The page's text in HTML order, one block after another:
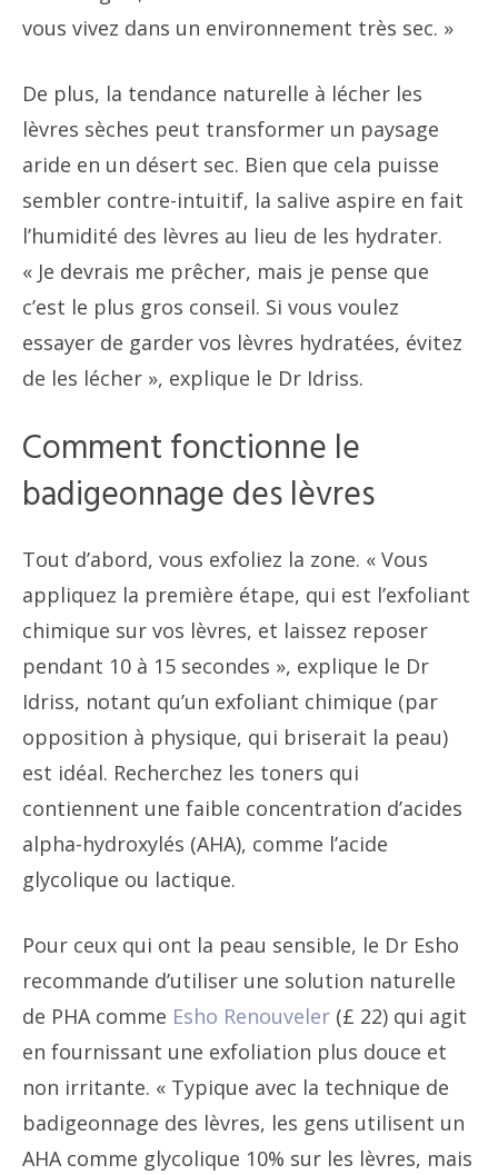
vous vivez dans un environnement très sec. »
De plus, la tendance naturelle à lécher les
lèvres sèches peut transformer un paysage
aride en un désert sec. Bien que cela puisse
sembler contre-intuitif, la salive aspire en fait
l’humidité des lèvres au lieu de les hydrater.
« Je devrais me prêcher, mais je pense que
c’est le plus gros conseil. Si vous voulez
essayer de garder vos lèvres hydratées, évitez
de les lécher », explique le Dr Idriss.
Comment fonctionne le
badigeonnage des lèvres
Tout d’abord, vous exfoliez la zone. « Vous
appliquez la première étape, qui est l’exfoliant
chimique sur vos lèvres, et laissez reposer
pendant 10 à 15 secondes », explique le Dr
Idriss, notant qu’un exfoliant chimique (par
opposition à physique, qui briserait la peau)
est idéal. Recherchez les toners qui
contiennent une faible concentration d’acides
alpha-hydroxylés (AHA), comme l’acide
glycolique ou lactique.
Pour ceux qui ont la peau sensible, le Dr Esho
recommande d’utiliser une solution naturelle
de PHA comme Esho Renouveler (£ 22) qui agit
en fournissant une exfoliation plus douce et
non irritante. « Typique avec la technique de
badigeonnage des lèvres, les gens utilisent un
AHA comme glycolique 10% sur les lèvres, mais